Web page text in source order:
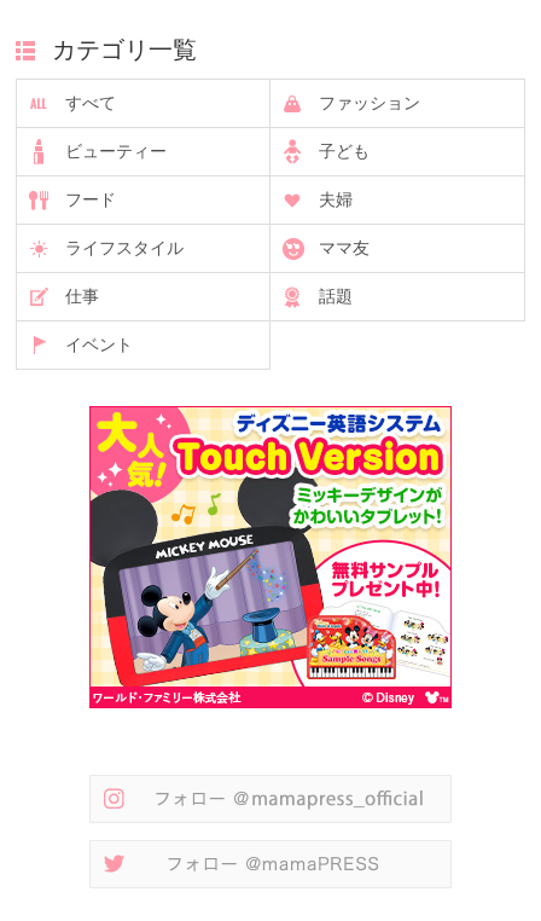
カテゴリ一覧
すべて ファッション
ビューティー 子ども
フード 夫婦
ライフスタイル ママ友
仕事 話題
イベント